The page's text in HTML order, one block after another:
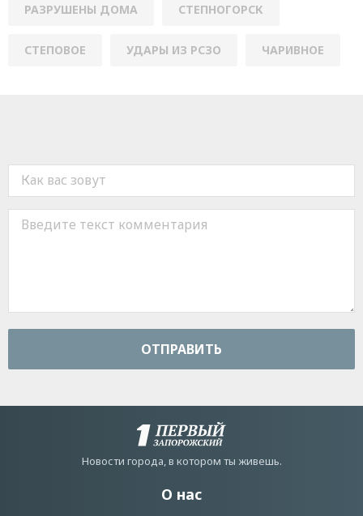
РАЗРУШЕНЫ ДОМА СТЕПНОГОРСК
СТЕПОВОЕ УДАРЫ ИЗ РСЗО ЧАРИВНОЕ
ОТПРАВИТЬ
Новости города, в котором ты живешь.
О нас